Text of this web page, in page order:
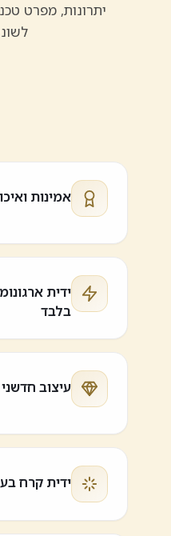
יתרונות, מפרט
אמינות
בלבד
עיצוב
ידית קרח בעלת